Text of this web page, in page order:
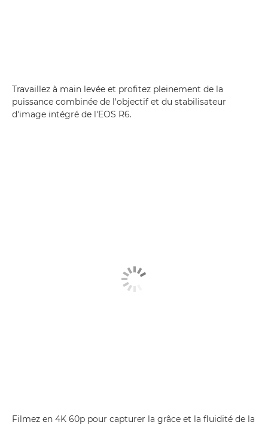
Travaillez à main levée et profitez pleinement de la
puissance combinée de l'objectif et du stabilisateur
d'image intégré de l'EOS R6.
Filmez en 4K 60p pour capturer la grâce et la fluidité de la